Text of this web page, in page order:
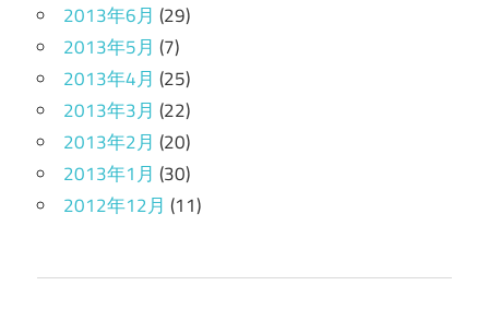
2013年6月 (29)
2013年5月 (7)
2013年4月 (25)
2013年3月 (22)
2013年2月 (20)
2013年1月 (30)
2012年12月 (11)